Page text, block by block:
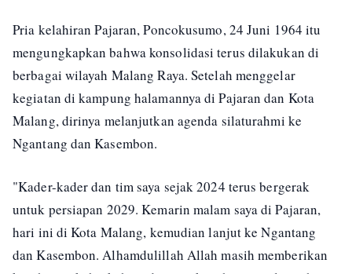
Pria kelahiran Pajaran, Poncokusumo, 24 Juni 1964 itu
mengungkapkan bahwa konsolidasi terus dilakukan di
berbagai wilayah Malang Raya. Setelah menggelar
kegiatan di kampung halamannya di Pajaran dan Kota
Malang, dirinya melanjutkan agenda silaturahmi ke
Ngantang dan Kasembon.
"Kader-kader dan tim saya sejak 2024 terus bergerak
untuk persiapan 2029. Kemarin malam saya di Pajaran,
hari ini di Kota Malang, kemudian lanjut ke Ngantang
dan Kasembon. Alhamdulillah Allah masih memberikan